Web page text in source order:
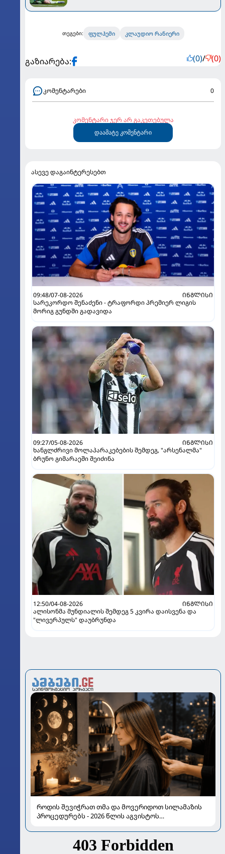
თეგები: ფულჰემი კლაუდიო რანიერი
გაზიარება: (0)/ (0)
კომენტარები 0
კომენტარი ჯერ არ გაკეთებულა
დაამატე კომენტარი
ასევე დაგაინტერესებთ
09:48/07-08-2026
ᲘᲜᲒᲚᲘᲡᲘ
სარეკორდო შენაძენი - ტრაფორდი პრემიერ ლიგის
მორიგ გუნდში გადავიდა
09:27/05-08-2026
ᲘᲜᲒᲚᲘᲡᲘ
ხანგლძრივი მოლაპარაკებების შემდეგ, "არსენალმა"
ბრუნო გიმარაეში შეიძინა
12:50/04-08-2026
ᲘᲜᲒᲚᲘᲡᲘ
ალისონმა მუნდიალის შემდეგ 5 კვირა დაისვენა და
"ლივერპულს" დაუბრუნდა
როდის შევიჭრათ თმა და მოვერიდოთ სილამაზის
პროცედურებს - 2026 წლის აგვისტოს